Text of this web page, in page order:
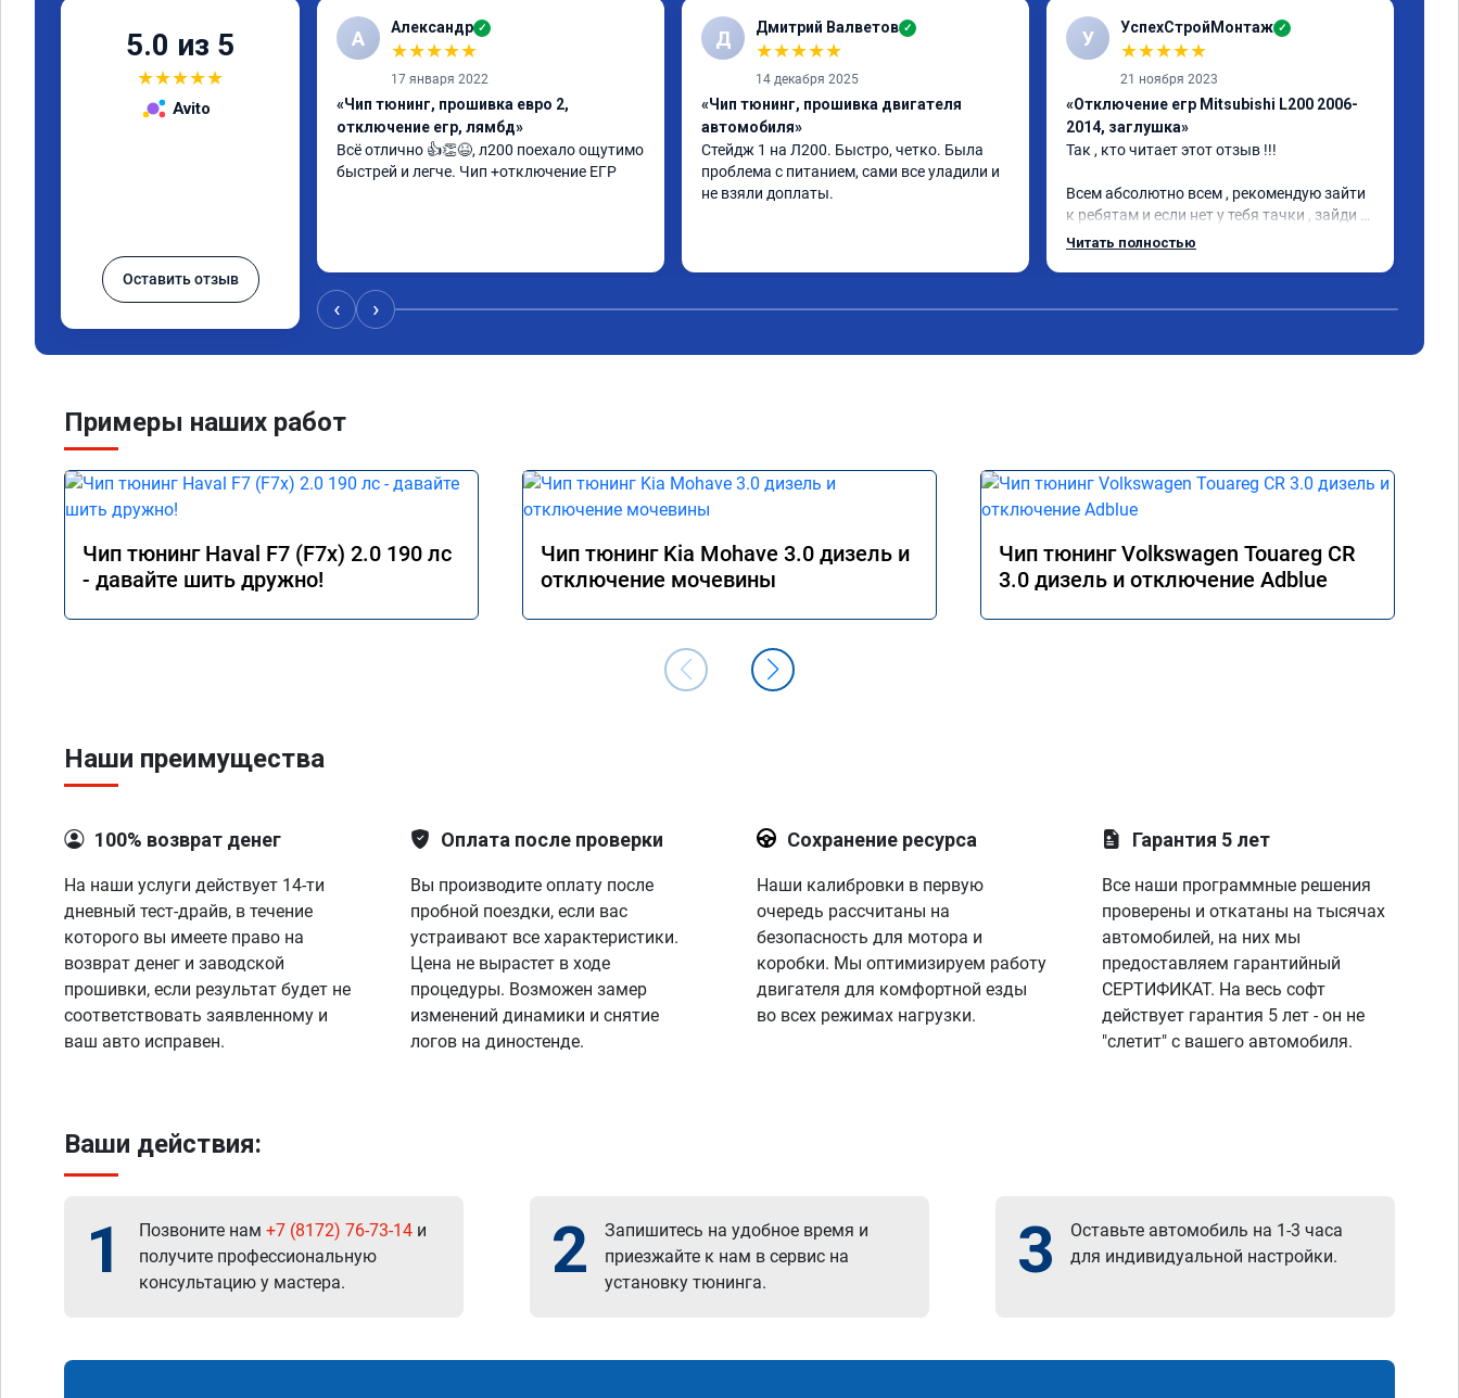
5.0 из 5
★★★★★
Avito
Оставить отзыв
А Александр ✓
★★★★★
17 января 2022
«Чип тюнинг, прошивка евро 2,
отключение егр, лямбд»
Всё отлично 👍👏😆, л200 поехало ощутимо
быстрей и легче. Чип +отключение ЕГР
Д Дмитрий Валветов ✓
★★★★★
14 декабря 2025
«Чип тюнинг, прошивка двигателя
автомобиля»
Стейдж 1 на Л200. Быстро, четко. Была
проблема с питанием, сами все уладили и
не взяли доплаты.
У УспехСтройМонтаж ✓
★★★★★
21 ноября 2023
«Отключение егр Mitsubishi L200 2006-
2014, заглушка»
Так , кто читает этот отзыв !!!
Всем абсолютно всем , рекомендую зайти
к ребятам и если нет у тебя тачки , зайди
тоже !Парни очень добрые общительные
Читать полностью
‹ ›
Примеры наших работ
Чип тюнинг Haval F7 (F7x) 2.0 190 лс
- давайте шить дружно!
Чип тюнинг Kia Mohave 3.0 дизель и
отключение мочевины
Чип тюнинг Volkswagen Touareg CR
3.0 дизель и отключение Adblue
Наши преимущества
100% возврат денег
На наши услуги действует 14-ти
дневный тест-драйв, в течение
которого вы имеете право на
возврат денег и заводской
прошивки, если результат будет не
соответствовать заявленному и
ваш авто исправен.
Оплата после проверки
Вы производите оплату после
пробной поездки, если вас
устраивают все характеристики.
Цена не вырастет в ходе
процедуры. Возможен замер
изменений динамики и снятие
логов на диностенде.
Сохранение ресурса
Наши калибровки в первую
очередь рассчитаны на
безопасность для мотора и
коробки. Мы оптимизируем работу
двигателя для комфортной езды
во всех режимах нагрузки.
Гарантия 5 лет
Все наши программные решения
проверены и откатаны на тысячах
автомобилей, на них мы
предоставляем гарантийный
СЕРТИФИКАТ. На весь софт
действует гарантия 5 лет - он не
"слетит" с вашего автомобиля.
Ваши действия:
1 Позвоните нам +7 (8172) 76-73-14 и
получите профессиональную
консультацию у мастера.
2
Запишитесь на удобное время и
приезжайте к нам в сервис на
установку тюнинга.
3
Оставьте автомобиль на 1-3 часа
для индивидуальной настройки.